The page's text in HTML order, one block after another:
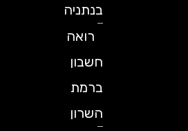
בנתניה
רואה
חשבון
ברמת
השרון